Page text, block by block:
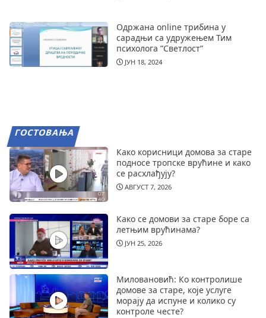
Одржана online трибина у
сарадњи са удружењем Тим
психолога ”Светлост”
ЈУН 18, 2024
ГОСТОВАЊА
Како корисници домова за старе
подносе тропске врућине и како
се расхлађују?
АВГУСТ 7, 2026
Како се домови за старе боре са
летњим врућинама?
ЈУН 25, 2026
Миловановић: Ко контролише
домове за старе, које услуге
морају да испуне и колико су
контроле честе?